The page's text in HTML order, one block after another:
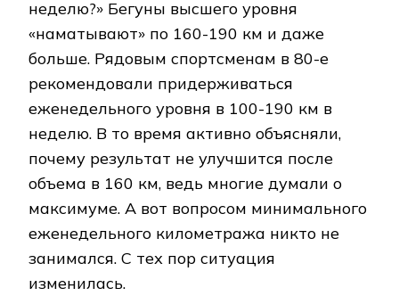
неделю?» Бегуны высшего уровня
«наматывают» по 160-190 км и даже
больше. Рядовым спортсменам в 80-е
рекомендовали придерживаться
еженедельного уровня в 100-190 км в
неделю. В то время активно объясняли,
почему результат не улучшится после
объема в 160 км, ведь многие думали о
максимуме. А вот вопросом минимального
еженедельного километража никто не
занимался. С тех пор ситуация
изменилась.